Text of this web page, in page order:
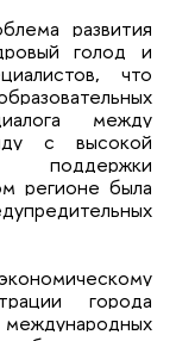
развития
голод и
что
между
с высокой
поддержки
регионе была
города